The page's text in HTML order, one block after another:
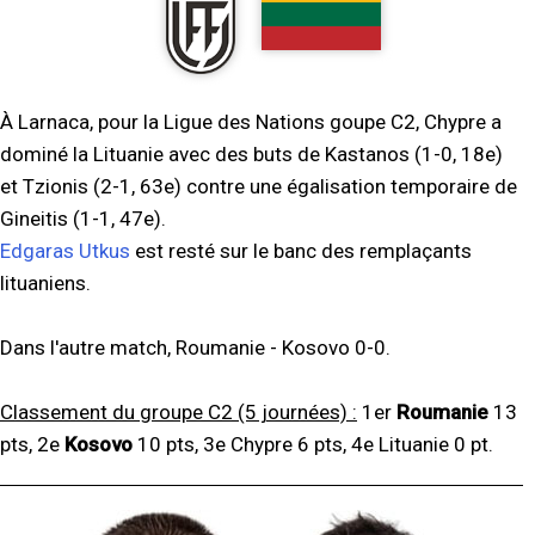
À Larnaca, pour la Ligue des Nations goupe C2, Chypre a
dominé la Lituanie avec des buts de Kastanos (1-0, 18e)
et Tzionis (2-1, 63e) contre une égalisation temporaire de
Gineitis (1-1, 47e).
Edgaras Utkus est resté sur le banc des remplaçants
lituaniens.
Dans l'autre match, Roumanie - Kosovo 0-0.
Classement du groupe C2 (5 journées) : 1er Roumanie 13
pts, 2e Kosovo 10 pts, 3e Chypre 6 pts, 4e Lituanie 0 pt.